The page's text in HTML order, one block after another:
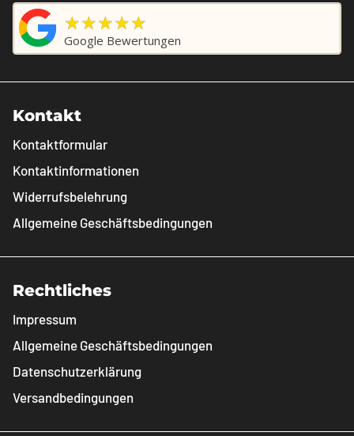
★★★★★
Google Bewertungen
Kontakt
Kontaktformular
Kontaktinformationen
Widerrufsbelehrung
Allgemeine Geschäftsbedingungen
Rechtliches
Impressum
Allgemeine Geschäftsbedingungen
Datenschutzerklärung
Versandbedingungen